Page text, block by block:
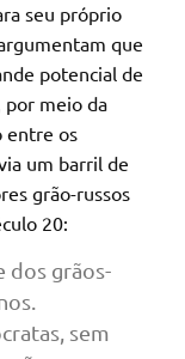
seu próprio
que
potencial de
por meio da
entre os
um barril de
grão-russos
20:
dos grãos-
sem